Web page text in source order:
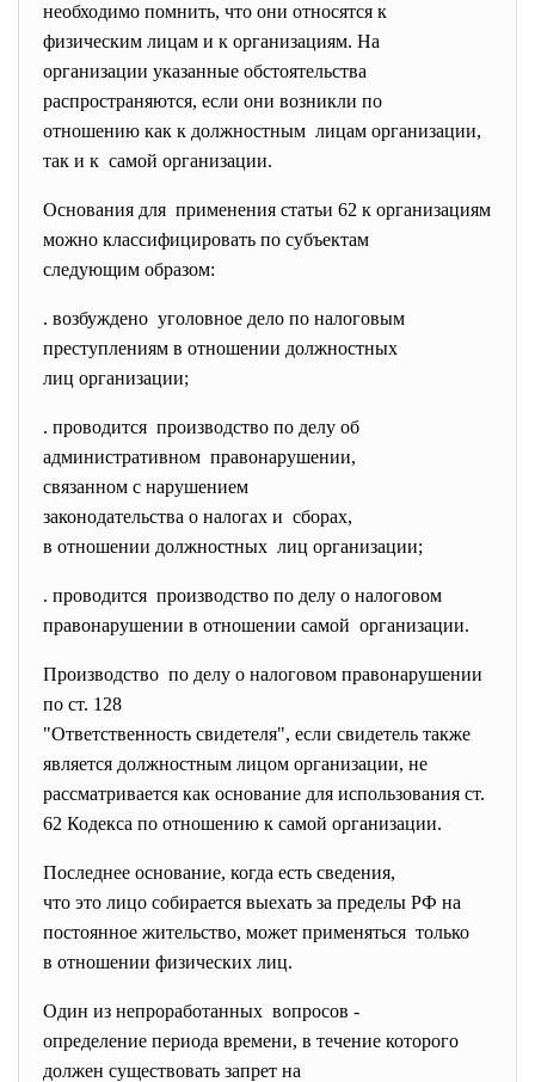
необходимо помнить, что они относятся к
физическим лицам и к организациям. На
организации указанные обстоятельства
распространяются, если они возникли по
отношению как к должностным лицам организации,
так и к самой организации.
Основания для применения статьи 62 к организациям
можно классифицировать по субъектам
следующим образом:
. возбуждено уголовное дело по налоговым
преступлениям в отношении должностных
лиц организации;
. проводится производство по делу об
административном правонарушении,
связанном с нарушением
законодательства о налогах и сборах,
в отношении должностных лиц организации;
. проводится производство по делу о налоговом
правонарушении в отношении самой организации.
Производство по делу о налоговом правонарушении
по ст. 128
"Ответственность свидетеля", если свидетель также
является должностным лицом организации, не
рассматривается как основание для использования ст.
62 Кодекса по отношению к самой организации.
Последнее основание, когда есть сведения,
что это лицо собирается выехать за пределы РФ на
постоянное жительство, может применяться только
в отношении физических лиц.
Один из непроработанных вопросов -
определение периода времени, в течение которого
должен существовать запрет на